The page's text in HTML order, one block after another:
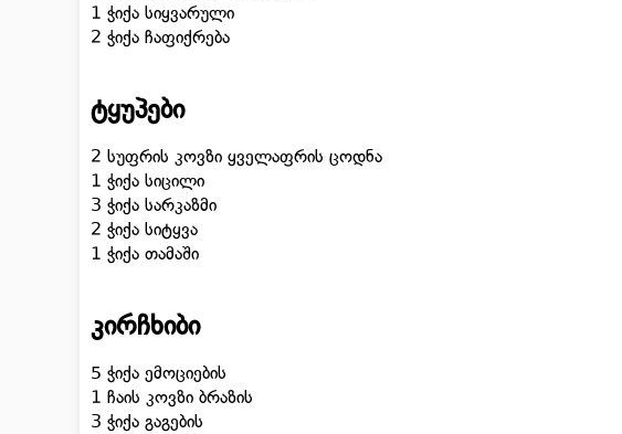
1 ჭიქა სიყვარული
2 ჭიქა ჩაფიქრება
ტყუპები
2 სუფრის კოვზი ყველაფრის ცოდნა
1 ჭიქა სიცილი
3 ჭიქა სარკაზმი
2 ჭიქა სიტყვა
1 ჭიქა თამაში
კირჩხიბი
5 ჭიქა ემოციების
1 ჩაის კოვზი ბრაზის
3 ჭიქა გაგების